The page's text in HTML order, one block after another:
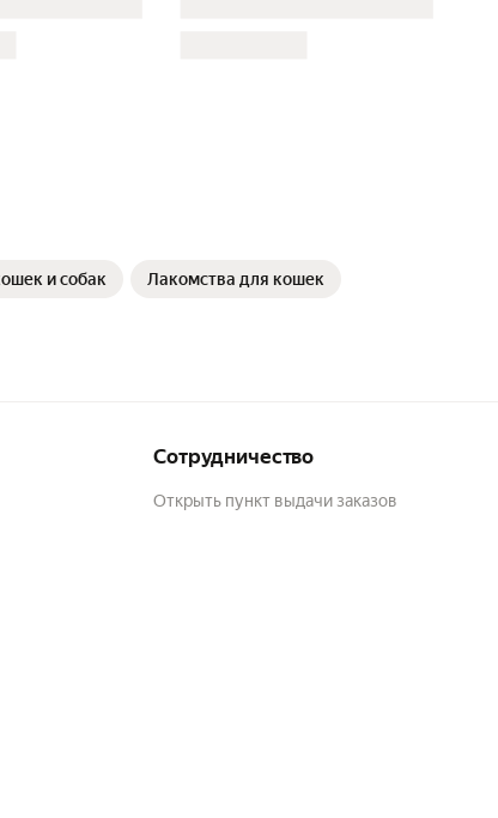
и собак
Лакомства для кошек
Сотрудничество
Открыть пункт выдачи заказов